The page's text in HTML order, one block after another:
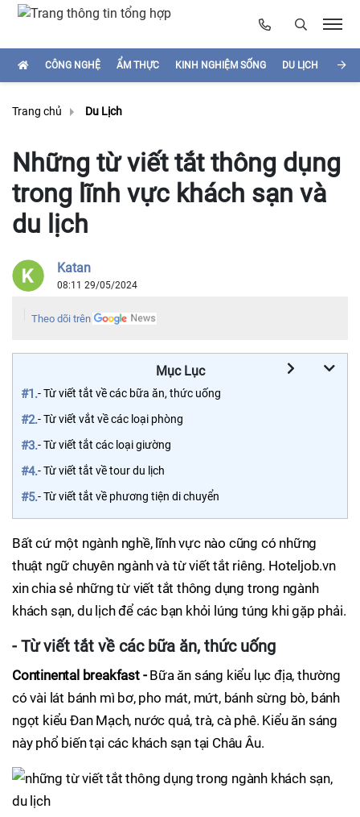
CÔNG NGHỆ ẨM THỰC KINH NGHIỆM SỐNG DU LỊCH
Trang chủ Du Lịch
Những từ viết tắt thông dụng
trong lĩnh vực khách sạn và
du lịch
Katan
08:11 29/05/2024
Theo dõi trên
Mục Lục
#1.- Từ viết tắt về các bữa ăn, thức uống
#2.- Từ viết vắt về các loại phòng
#3.- Từ viết tắt các loại giường
#4.- Từ viết tắt về tour du lịch
#5.- Từ viết tắt về phương tiện di chuyển
Bất cứ một ngành nghề, lĩnh vực nào cũng có những
thuật ngữ chuyên ngành và từ viết tắt riêng. Hoteljob.vn
xin chia sẻ những từ viết tắt thông dụng trong ngành
khách sạn, du lịch để các bạn khỏi lúng túng khi gặp phải.
- Từ viết tắt về các bữa ăn, thức uống
Continental breakfast -Bữa ăn sáng kiểu lục địa, thường
có vài lát bánh mì bơ, pho mát, mứt, bánh sừng bò, bánh
ngọt kiểu Đan Mạch, nước quả, trà, cà phê. Kiểu ăn sáng
này phổ biến tại các khách sạn tại Châu Âu.